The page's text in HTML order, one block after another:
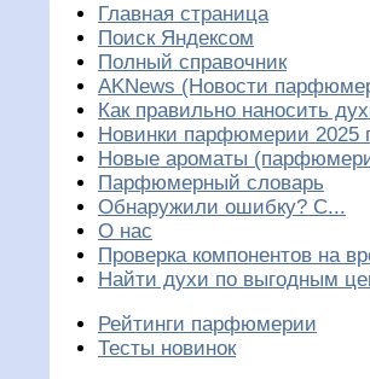
Главная страница
Поиск Яндексом
Полный справочник
AKNews (Новости
Как правильно наносить
Новинки парфюмерии 2025
Новые ароматы
Парфюмерный словарь
Обнаружили ошибку? С...
О нас
Проверка компонентов на
Найти духи по выгодным
Рейтинги парфюмерии
Тесты новинок